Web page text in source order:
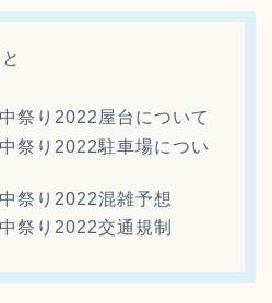
祭り2022屋台について
祭り2022駐車場につい
祭り2022混雑予想
祭り2022交通規制